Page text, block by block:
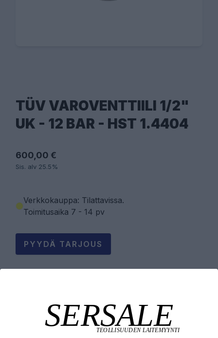
TÜV VAROVENTTIILI 1/2"
UK - 12 BAR - HST 1.4404
600,00 €
Sis. alv 25.5%
Verkkokauppa: Tilattavissa.
Toimitusaika 7 - 14 pv
PYYDÄ TARJOUS